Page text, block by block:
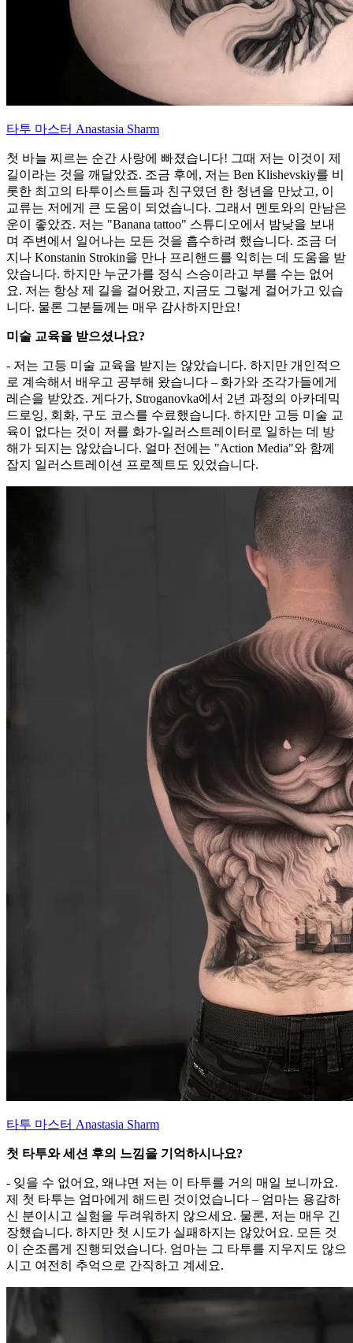
타투 마스터 Anastasia Sharm
첫 바늘 찌르는 순간 사랑에 빠졌습니다! 그때 저는 이것이 제
길이라는 것을 깨달았죠. 조금 후에, 저는 Ben Klishevskiy를 비
롯한 최고의 타투이스트들과 친구였던 한 청년을 만났고, 이
교류는 저에게 큰 도움이 되었습니다. 그래서 멘토와의 만남은
운이 좋았죠. 저는 "Banana tattoo" 스튜디오에서 밤낮을 보내
며 주변에서 일어나는 모든 것을 흡수하려 했습니다. 조금 더
지나 Konstanin Strokin을 만나 프리핸드를 익히는 데 도움을 받
았습니다. 하지만 누군가를 정식 스승이라고 부를 수는 없어
요. 저는 항상 제 길을 걸어왔고, 지금도 그렇게 걸어가고 있습
니다. 물론 그분들께는 매우 감사하지만요!
미술 교육을 받으셨나요?
- 저는 고등 미술 교육을 받지는 않았습니다. 하지만 개인적으
로 계속해서 배우고 공부해 왔습니다 – 화가와 조각가들에게
레슨을 받았죠. 게다가, Stroganovka에서 2년 과정의 아카데믹
드로잉, 회화, 구도 코스를 수료했습니다. 하지만 고등 미술 교
육이 없다는 것이 저를 화가-일러스트레이터로 일하는 데 방
해가 되지는 않았습니다. 얼마 전에는 "Action Media"와 함께
잡지 일러스트레이션 프로젝트도 있었습니다.
타투 마스터 Anastasia Sharm
첫 타투와 세션 후의 느낌을 기억하시나요?
- 잊을 수 없어요, 왜냐면 저는 이 타투를 거의 매일 보니까요.
제 첫 타투는 엄마에게 해드린 것이었습니다 – 엄마는 용감하
신 분이시고 실험을 두려워하지 않으세요. 물론, 저는 매우 긴
장했습니다. 하지만 첫 시도가 실패하지는 않았어요. 모든 것
이 순조롭게 진행되었습니다. 엄마는 그 타투를 지우지도 않으
시고 여전히 추억으로 간직하고 계세요.